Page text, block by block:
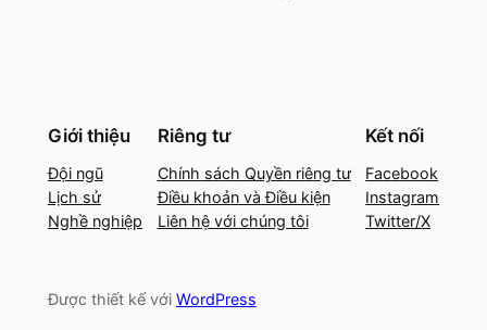
Giới thiệu
Đội ngũ
Lịch sử
Nghề nghiệp
Riêng tư
Chính sách Quyền riêng tư
Điều khoản và Điều kiện
Liên hệ với chúng tôi
Kết nối
Facebook
Instagram
Twitter/X
Được thiết kế với WordPress